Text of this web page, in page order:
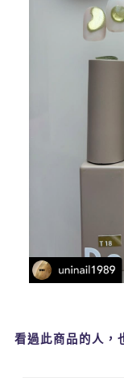
看過此商品的人，